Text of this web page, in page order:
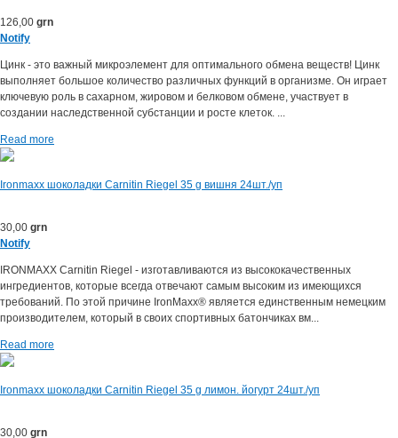
126,00 grn
Notify
Цинк - это важный микроэлемент для оптимального обмена веществ! Цинк
выполняет большое количество различных функций в организме. Он играет
ключевую роль в сахарном, жировом и белковом обмене, участвует в
создании наследственной субстанции и росте клеток. ...
Read more
Ironmaxx шоколадки Carnitin Riegel 35 g вишня 24шт./уп
30,00 grn
Notify
IRONMAXX Carnitin Riegel - изготавливаются из высококачественных
ингредиентов, которые всегда отвечают самым высоким из имеющихся
требований. По этой причине IronMaxx® является единственным немецким
производителем, который в своих спортивных батончиках вм...
Read more
Ironmaxx шоколадки Carnitin Riegel 35 g лимон. йогурт 24шт./уп
30,00 grn